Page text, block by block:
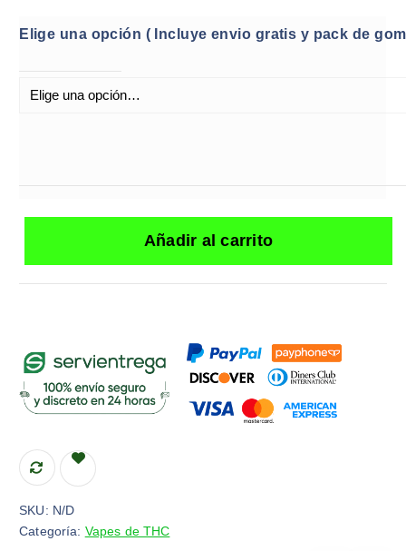
Elige una opción ( Incluye envio gratis y pack de
Añadir al carrito
SKU: N/D
Categoría: Vapes de THC